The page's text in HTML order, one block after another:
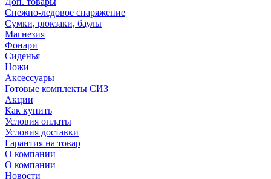
Снежно-ледовое снаряжение
Сумки, рюкзаки, баулы
Магнезия
Фонари
Сиденья
Ножи
Аксессуары
Готовые комплекты СИЗ
Акции
Как купить
Условия оплаты
Условия доставки
Гарантия на товар
О компании
О компании
Новости